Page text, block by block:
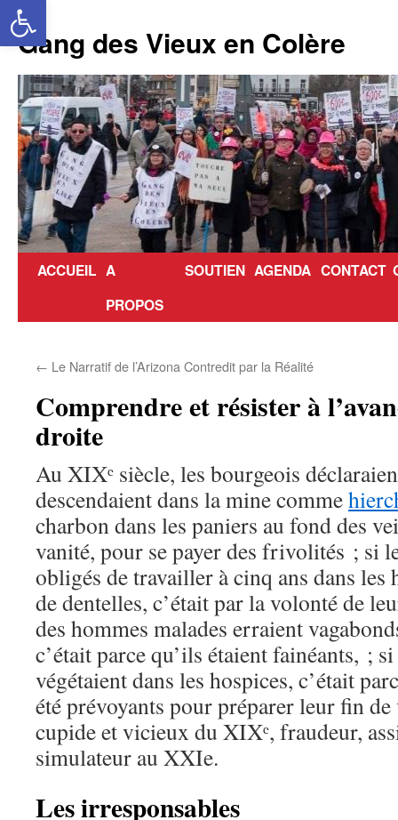
Aller
au
contenu
Gang des Vieux en Colère
ACCUEIL A
PROPOS
SOUTIEN AGENDA CONTACT
← Le Narratif de l’Arizona Contredit par la Réalité
Comprendre et résister à
droite
Au XIXᵉ siècle, les bourgeois
descendaient dans la mine comme
charbon dans les paniers au fond des
vanité, pour se payer des frivolités ; si
obligés de travailler à cinq ans dans les
de dentelles, c’était par la volonté de
des hommes malades erraient
c’était parce qu’ils étaient fainéants, ;
végétaient dans les hospices, c’était
été prévoyants pour préparer leur fin
cupide et vicieux du XIXᵉ, fraudeur,
simulateur au XXIe.
Les irresponsables